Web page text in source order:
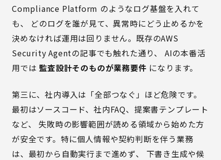
Compliance Platform のようなログ基盤を入れて
も、 どのログを誰が見て、異常時にどう止めるかを
決めなければ運用は回りません。既存のAWS
Security Agentの記事でも触れた通り、 AIの本番活
用では監査設計そのものが業務要件 になります。
第三に、社内導入は「全部つなぐ」ほど危険です。
最初はソースコード、社内FAQ、提案書テンプレート
など、 失敗時の影響範囲が読める領域から始めた方
が安全です。特に個人情報や契約判断を伴う業務
は、最初から自動実行まで進めず、 下書き生成や候